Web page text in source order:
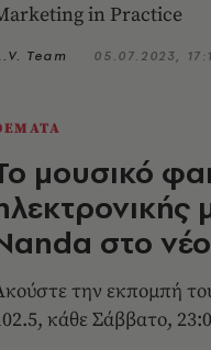
in Practice
Team 05.07.2023,
μουσικό
στο
την εκπομπή
κάθε Σάββατο,